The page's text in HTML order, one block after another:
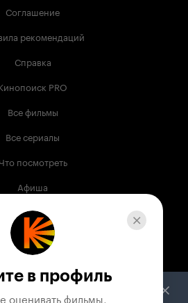
Соглашение
рекомендаций
Справка
PRO
Все фильмы
Все сериалы
Что посмотреть
Афиша
Музыка
Телепрограмма
поддержки
в профиль
оценивать фильмы,